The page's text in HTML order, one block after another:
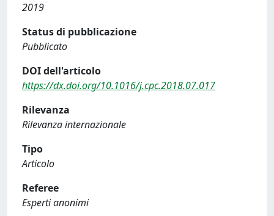
2019
Status di pubblicazione
Pubblicato
DOI dell'articolo
https://dx.doi.org/10.1016/j.cpc.2018.07.017
Rilevanza
Rilevanza internazionale
Tipo
Articolo
Referee
Esperti anonimi